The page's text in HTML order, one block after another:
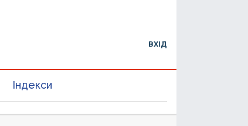
ВХІД
Індекси